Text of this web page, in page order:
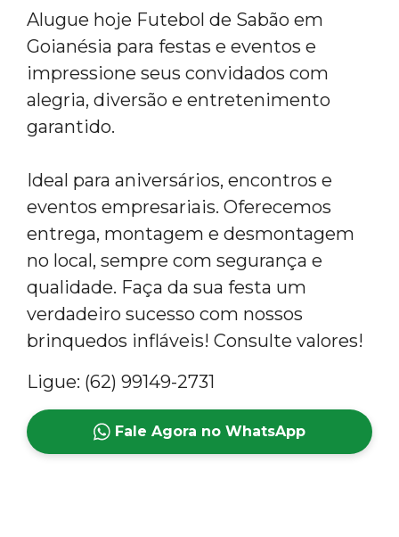
Alugue hoje Futebol de Sabão em
Goianésia para festas e eventos e
impressione seus convidados com
alegria, diversão e entretenimento
garantido.
Ideal para aniversários, encontros e
eventos empresariais. Oferecemos
entrega, montagem e desmontagem
no local, sempre com segurança e
qualidade. Faça da sua festa um
verdadeiro sucesso com nossos
brinquedos infláveis! Consulte valores!
Ligue: (62) 99149-2731
Fale Agora no WhatsApp